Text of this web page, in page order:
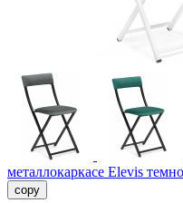
металлокаркасе Elevis
copy